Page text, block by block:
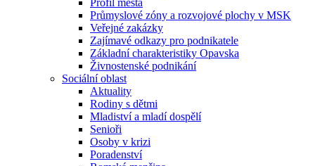
Profil města
Průmyslové zóny a rozvojové plochy v MSK
Veřejné zakázky
Zajímavé odkazy pro podnikatele
Základní charakteristiky Opavska
Živnostenské podnikání
Sociální oblast
Aktuality
Rodiny s dětmi
Mladiství a mladí dospělí
Senioři
Osoby v krizi
Poradenství